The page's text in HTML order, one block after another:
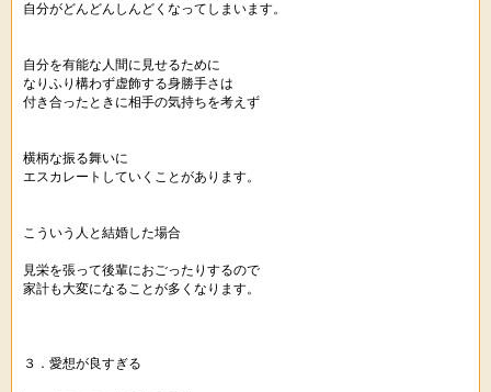
自分がどんどんしんどくなってしまいます。
自分を有能な人間に見せるために
なりふり構わず虚飾する身勝手さは
付き合ったときに相手の気持ちを考えず
横柄な振る舞いに
エスカレートしていくことがあります。
こういう人と結婚した場合
見栄を張って後輩におごったりするので
家計も大変になることが多くなります。
３．愛想が良すぎる